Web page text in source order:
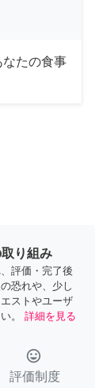
たの食事
り組み
評価・完了後
恐れや、少し
ストやユーザ
。
詳細を見る
tag_faces
評価制度